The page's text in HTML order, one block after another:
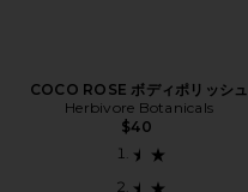
COCO ROSE ボディポリッシュ
Herbivore Botanicals
$40